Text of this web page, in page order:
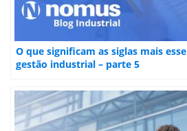
O que significam as siglas mais
gestão industrial – parte 5